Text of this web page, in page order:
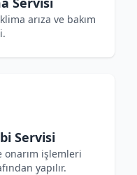
arıza ve bakım
Servisi
onarım işlemleri
yapılır.